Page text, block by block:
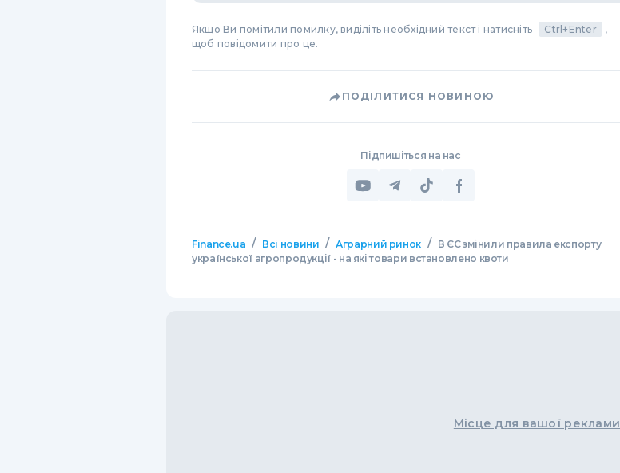
Якщо Ви помітили помилку, виділіть необхідний текст і натисніть Ctrl+Enter
,
щоб повідомити про це.
ПОДІЛИТИСЯ НОВИНОЮ
Підпишіться на нас
Finance.ua / Всі новини / Аграрний ринок /
В ЄС змінили правила експорту
української агропродукції - на які товари встановлено квоти
Місце для вашої реклами